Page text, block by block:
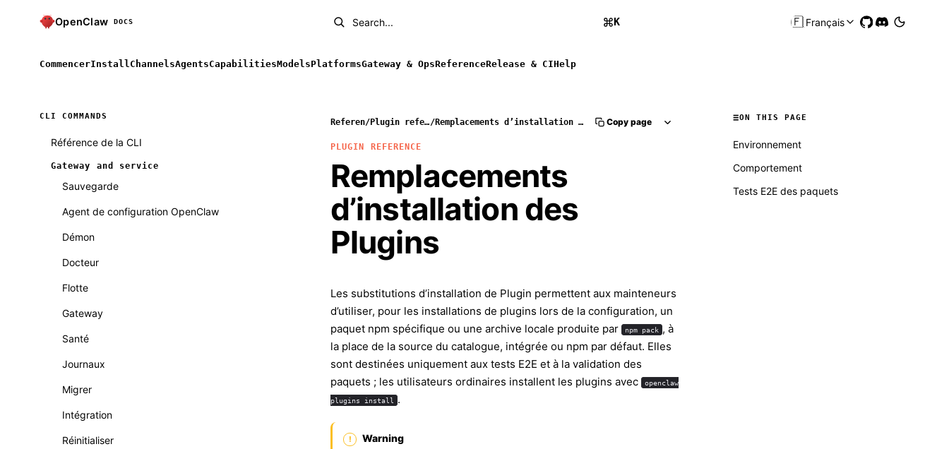
OpenClaw DOCS Search... K 🇫🇷Français
CommencerInstall ChannelsAgentsCapabilitiesModelsPlatformsGateway & OpsReferenceRelease & CIHelp
CLI COMMANDS
Référence de la CLI
Gateway and service
Sauvegarde
Agent de configuration OpenClaw
Démon
Docteur
Flotte
Gateway
Santé
Journaux
Migrer
Intégration
Réinitialiser
Reference
/ Plugin reference/ Remplacements d’installation des Plugins Copy page
PLUGIN REFERENCE
Remplacements
d’installation des
Plugins
Les substitutions d’installation de Plugin permettent aux mainteneurs
d’utiliser, pour les installations de plugins lors de la configuration, un
paquet npm spécifique ou une archive locale produite par
npm pack , à
la place de la source du catalogue, intégrée ou npm par défaut. Elles
sont destinées uniquement aux tests E2E et à la validation des
paquets ; les utilisateurs ordinaires installent les plugins avec
openclaw
plugins install .
Warning
ON THIS PAGE
Environnement
Comportement
Tests E2E des paquets